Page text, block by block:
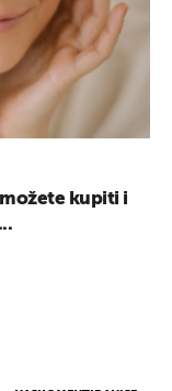
kupiti i